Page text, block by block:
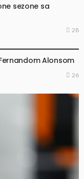
sezone sa
28
Alonsom
26